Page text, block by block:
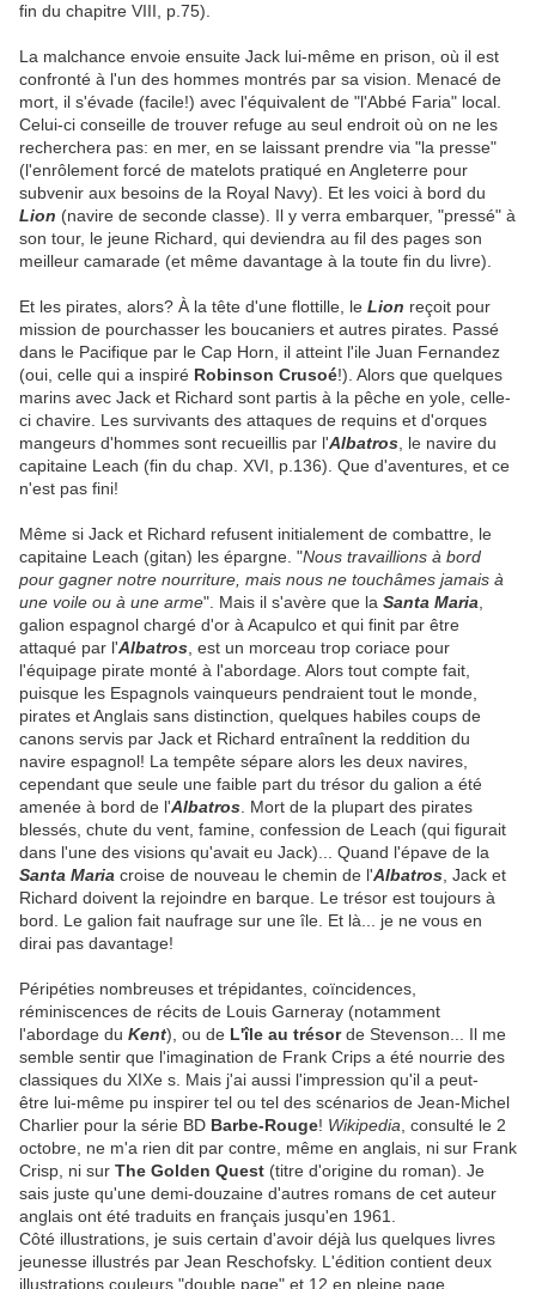
fin du chapitre VIII, p.75).
La malchance envoie ensuite Jack lui-même en prison, où il est
confronté à l'un des hommes montrés par sa vision. Menacé de
mort, il s'évade (facile!) avec l'équivalent de "l'Abbé Faria" local.
Celui-ci conseille de trouver refuge au seul endroit où on ne les
recherchera pas: en mer, en se laissant prendre via "la presse"
(l'enrôlement forcé de matelots pratiqué en Angleterre pour
subvenir aux besoins de la Royal Navy). Et les voici à bord du
Lion (navire de seconde classe). Il y verra embarquer, "pressé" à
son tour, le jeune Richard, qui deviendra au fil des pages son
meilleur camarade (et même davantage à la toute fin du livre).
Et les pirates, alors? À la tête d'une flottille, le Lion reçoit pour
mission de pourchasser les boucaniers et autres pirates. Passé
dans le Pacifique par le Cap Horn, il atteint l'ile Juan Fernandez
(oui, celle qui a inspiré Robinson Crusoé!). Alors que quelques
marins avec Jack et Richard sont partis à la pêche en yole, celle-
ci chavire. Les survivants des attaques de requins et d'orques
mangeurs d'hommes sont recueillis par l'Albatros , le navire du
capitaine Leach (fin du chap. XVI, p.136). Que d'aventures, et ce
n'est pas fini!
Même si Jack et Richard refusent initialement de combattre, le
capitaine Leach (gitan) les épargne. "Nous travaillions à bord
pour gagner notre nourriture, mais nous ne touchâmes jamais à
une voile ou à une arme". Mais il s'avère que la Santa Maria
galion espagnol chargé d'or à Acapulco et qui finit par être
attaqué par l'Albatros , est un morceau trop coriace pour
l'équipage pirate monté à l'abordage. Alors tout compte fait,
puisque les Espagnols vainqueurs pendraient tout le monde,
pirates et Anglais sans distinction, quelques habiles coups de
canons servis par Jack et Richard entraînent la reddition du
navire espagnol! La tempête sépare alors les deux navires,
cependant que seule une faible part du trésor du galion a été
amenée à bord de l'Albatros . Mort de la plupart des pirates
blessés, chute du vent, famine, confession de Leach (qui figurait
dans l'une des visions qu'avait eu Jack)... Quand l'épave de la
Santa Maria croise de nouveau le chemin de l'Albatros , Jack et
Richard doivent la rejoindre en barque. Le trésor est toujours à
bord. Le galion fait naufrage sur une île. Et là... je ne vous en
dirai pas davantage!
Péripéties nombreuses et trépidantes, coïncidences,
réminiscences de récits de Louis Garneray (notamment
l'abordage du Kent), ou de L'île au trésorde Stevenson... Il me
semble sentir que l'imagination de Frank Crips a été nourrie des
classiques du XIXe s. Mais j'ai aussi l'impression qu'il a peut-
être lui-même pu inspirer tel ou tel des scénarios de Jean-Michel
Charlier pour la série BD Barbe-Rouge! Wikipedia , consulté le 2
octobre, ne m'a rien dit par contre, même en anglais, ni sur Frank
Crisp, ni sur The Golden Quest (titre d'origine du roman). Je
sais juste qu'une demi-douzaine d'autres romans de cet auteur
anglais ont été traduits en français jusqu'en 1961.
Côté illustrations, je suis certain d'avoir déjà lus quelques livres
jeunesse illustrés par Jean Reschofsky. L'édition contient deux
illustrations couleurs "double page" et 12 en pleine page,